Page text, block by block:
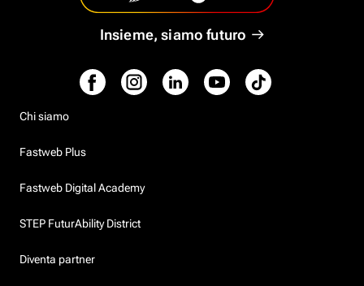
Insieme, siamo futuro
Chi siamo
Fastweb Plus
Fastweb Digital Academy
STEP FuturAbility District
Diventa partner